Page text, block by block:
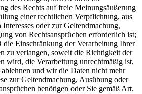
des Rechts auf freie Meinungsäußerung
einer rechtlichen Verpflichtung, aus
oder zur Geltendmachung,
von Rechtsansprüchen erforderlich ist;
Einschränkung der Verarbeitung Ihrer
zu verlangen, soweit die Richtigkeit der
wird, die Verarbeitung unrechtmäßig ist,
und wir die Daten nicht mehr
zur Geltendmachung, Ausübung oder
benötigen oder Sie gemäß Art.